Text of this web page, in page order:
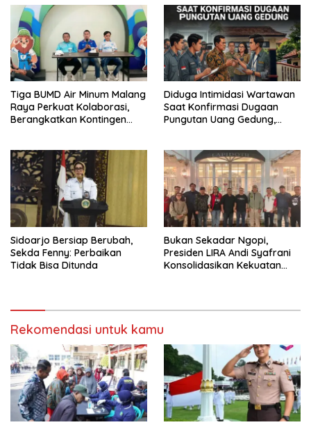
Tiga BUMD Air Minum Malang
Raya Perkuat Kolaborasi,
Berangkatkan Kontingen
Diduga Intimidasi Wartawan
Saat Konfirmasi Dugaan
Pungutan Uang Gedung,
Buka suara
Sidoarjo Bersiap Berubah,
Sekda Fenny: Perbaikan
Tidak Bisa Ditunda
Bukan Sekadar Ngopi,
Presiden LIRA Andi Syafrani
Konsolidasikan Kekuatan
Rekomendasi untuk kamu